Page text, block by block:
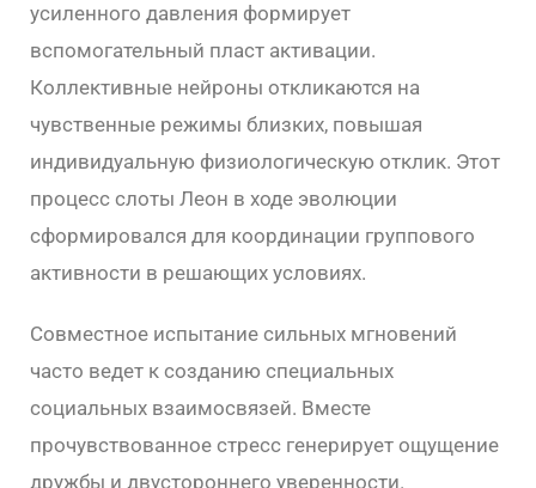
усиленного давления формирует
вспомогательный пласт активации.
Коллективные нейроны откликаются на
чувственные режимы близких, повышая
индивидуальную физиологическую отклик. Этот
процесс слоты Леон в ходе эволюции
сформировался для координации группового
активности в решающих условиях.
Совместное испытание сильных мгновений
часто ведет к созданию специальных
социальных взаимосвязей. Вместе
прочувствованное стресс генерирует ощущение
дружбы и двустороннего уверенности.